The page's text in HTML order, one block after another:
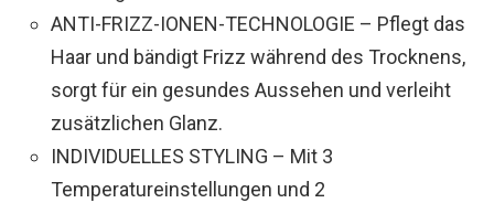
ANTI-FRIZZ-IONEN-TECHNOLOGIE – Pflegt das
Haar und bändigt Frizz während des Trocknens,
sorgt für ein gesundes Aussehen und verleiht
zusätzlichen Glanz.
INDIVIDUELLES STYLING – Mit 3
Temperatureinstellungen und 2